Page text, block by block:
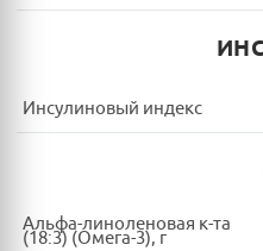
Инсулиновый индекс
Альфа-линоленовая к-та
(18:3) (Омега-3), г